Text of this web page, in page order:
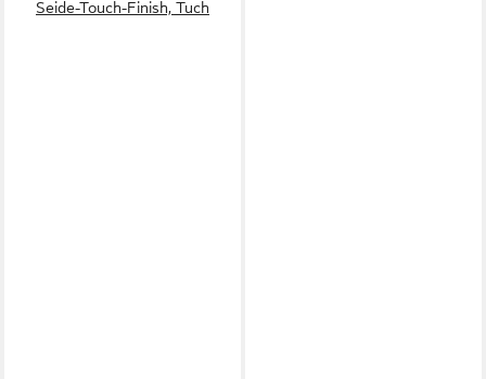
Seide-Touch-Finish, Tuch